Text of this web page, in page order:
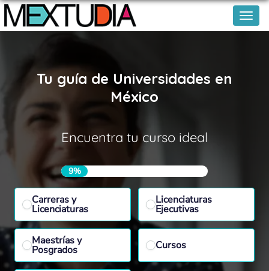
Tu guía de Universidades en
México
Encuentra tu curso ideal
9%
Carreras y
Licenciaturas
Licenciaturas
Ejecutivas
Maestrías y
Posgrados Cursos